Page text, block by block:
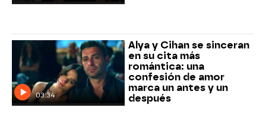
03:34
Alya y Cihan se sinceran
en su cita más
romántica: una
confesión de amor
marca un antes y un
después